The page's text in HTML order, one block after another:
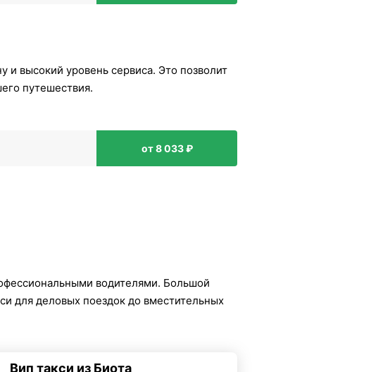
и высокий уровень сервиса. Это позволит
путешествия.
от 8 033 ₽
водителями. Большой
для деловых поездок до вместительных
Вип такси из Биота